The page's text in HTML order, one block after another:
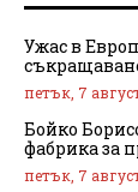
Ужас в
петък, 7
Бойко
фабрика за
петък, 7